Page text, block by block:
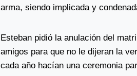
arma, siendo implicada y
Esteban pidió la anulación del
amigos para que no le dijeran la
cada año hacían una ceremonia